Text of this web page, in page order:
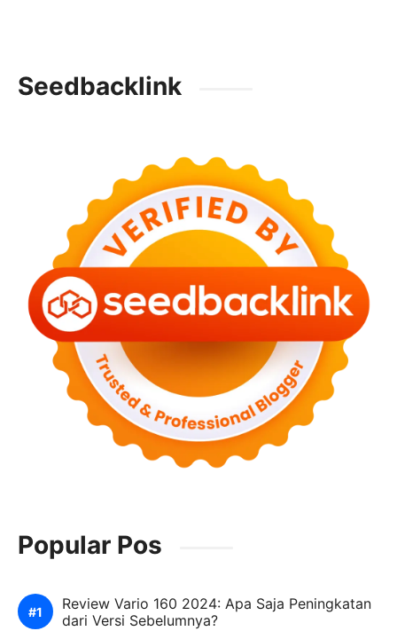
Seedbacklink
Popular Pos
Review Vario 160 2024: Apa Saja Peningkatan
dari Versi Sebelumnya?